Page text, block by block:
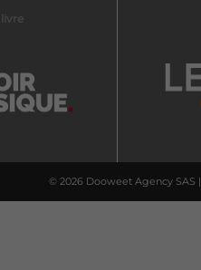
© 2026 Dooweet Agency SAS |